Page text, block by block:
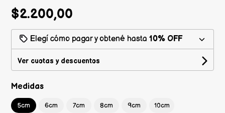
$2.200,00
Elegí cómo pagar y obtené hasta10% OFF
Ver cuotas y descuentos
Medidas
5cm 6cm 7cm 8cm 9cm 10cm